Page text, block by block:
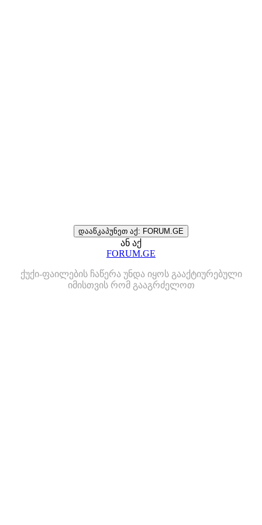
დააწკაპუნეთ აქ: FORUM.GE
ან აქ
FORUM.GE
ქუქი-ფაილების ჩაწერა უნდა იყოს გააქტიურებული
იმისთვის რომ გააგრძელოთ